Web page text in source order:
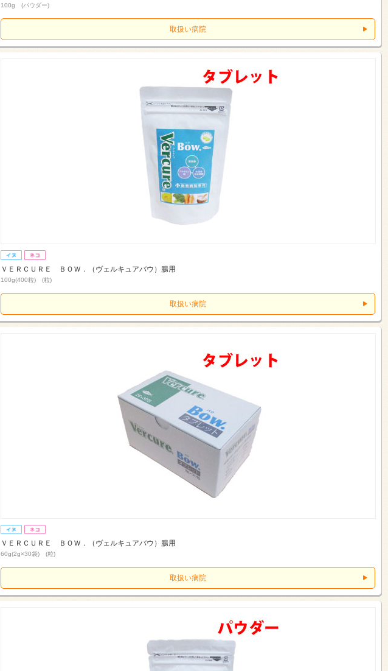
100g (パウダー)
取扱い病院
ＶＥＲＣＵＲＥ ＢＯＷ．（ヴェルキュアバウ）腸用
100g(400粒) (粒)
取扱い病院
ＶＥＲＣＵＲＥ ＢＯＷ．（ヴェルキュアバウ）腸用
60g(2g×30袋) (粒)
取扱い病院